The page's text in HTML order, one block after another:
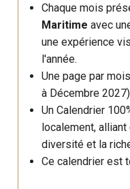
Chaque mois
Maritime avec
une expérience
l'année.
Une page par
à Décembre 2027)
Un Calendrier
localement,
diversité et la
Ce calendrier est